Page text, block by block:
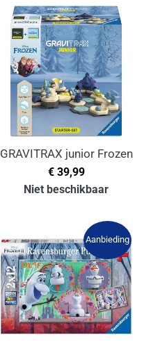
GRAVITRAX junior Frozen
Normale
prijs
€ 39,99
Niet beschikbaar
Aanbieding